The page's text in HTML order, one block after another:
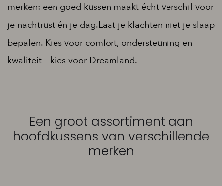
merken: een goed kussen maakt écht verschil voor
je nachtrust én je dag.Laat je klachten niet je slaap
bepalen. Kies voor comfort, ondersteuning en
kwaliteit – kies voor Dreamland.
Een groot assortiment aan
hoofdkussens van verschillende
merken